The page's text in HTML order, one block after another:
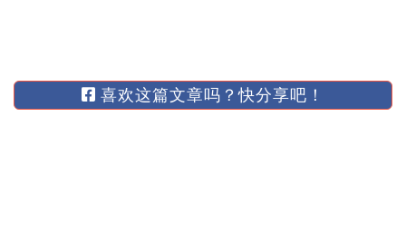
喜欢这篇文章吗？快分享吧！